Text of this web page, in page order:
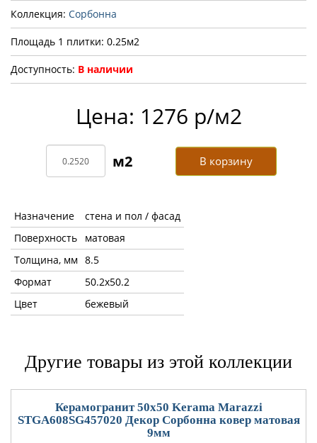
Коллекция: Сорбонна
Площадь 1 плитки: 0.25м2
Доступность: В наличии
Цена: 1276 р/м2
В корзину
Назначение
стена и пол / фасад
Поверхность
матовая
Толщина, мм 8.5
Формат
50.2x50.2
Цвет
бежевый
Другие товары из этой коллекции
Керамогранит 50x50 Kerama Marazzi
STGA608SG457020 Декор Сорбонна ковер матовая
9мм